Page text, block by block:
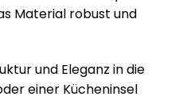
Material robust und
und Eleganz in die
einer Kücheninsel